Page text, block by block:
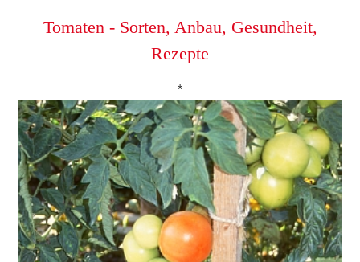
Tomaten - Sorten, Anbau, Gesundheit,
Rezepte
*